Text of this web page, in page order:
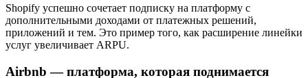
Shopify успешно сочетает подписку на платформу с
дополнительными доходами от платежных решений,
приложений и тем. Это пример того, как расширение линейки
услуг увеличивает ARPU.
Airbnb — платформа, которая поднимается